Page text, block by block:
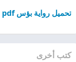
تحميل رواية بؤس pdf
كتب أخرى